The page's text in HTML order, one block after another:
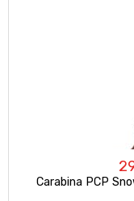
Carabina PCP